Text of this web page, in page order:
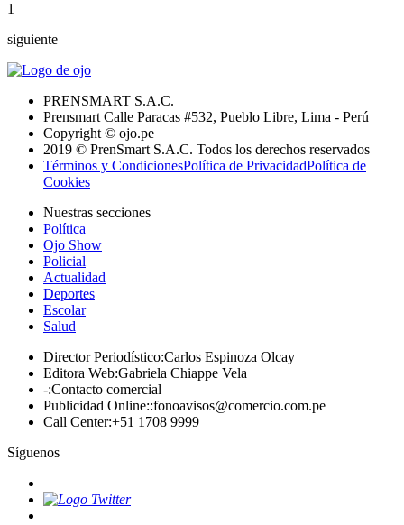
1
siguiente
PRENSMART S.A.C.
Prensmart Calle Paracas #532, Pueblo Libre, Lima - Perú
Copyright © ojo.pe
2019 © PrenSmart S.A.C. Todos los derechos reservados
Términos y CondicionesPolítica de PrivacidadPolítica de
Cookies
Nuestras secciones
Política
Ojo Show
Policial
Actualidad
Deportes
Escolar
Salud
Director Periodístico:Carlos Espinoza Olcay
Editora Web:Gabriela Chiappe Vela
-:Contacto comercial
Publicidad Online::fonoavisos@comercio.com.pe
Call Center:+51 1708 9999
Síguenos